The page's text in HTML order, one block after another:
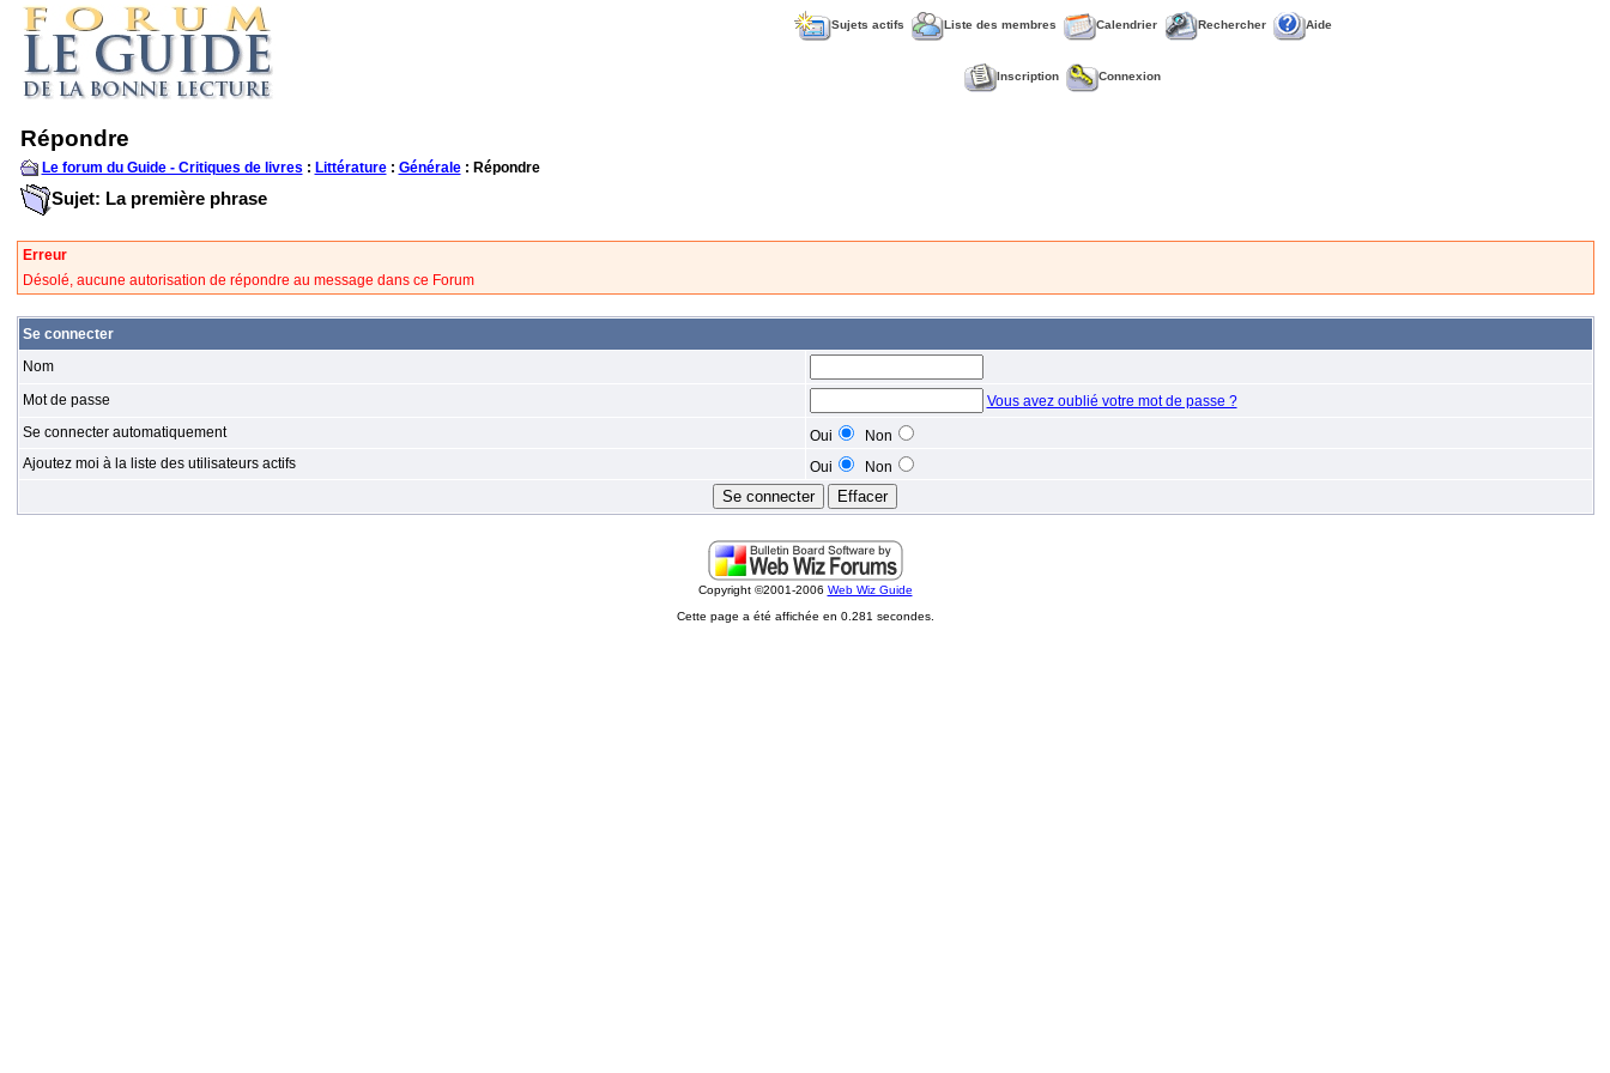
Sujets actifs Liste des membres Calendrier Rechercher Aide
Inscription Connexion
Répondre
Le forum du Guide - Critiques de livres : Littérature: Générale: Répondre
Sujet: La première phrase
Erreur
Désolé, aucune autorisation de répondre au message dans ce Forum
Se connecter
Nom
Mot de passe
Vous avez oublié votre mot de passe ?
Se connecter automatiquement
Oui
Non
Ajoutez moi à la liste des utilisateurs actifs
Oui Non
Copyright ©2001-2006 Web Wiz Guide
Cette page a été affichée en 0.281 secondes.